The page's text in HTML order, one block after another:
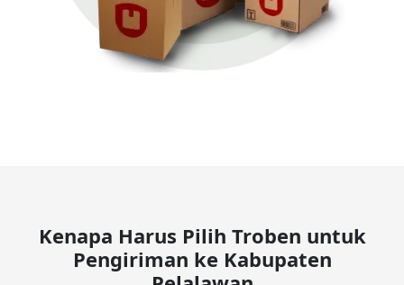
Kenapa Harus Pilih Troben untuk
Pengiriman ke Kabupaten